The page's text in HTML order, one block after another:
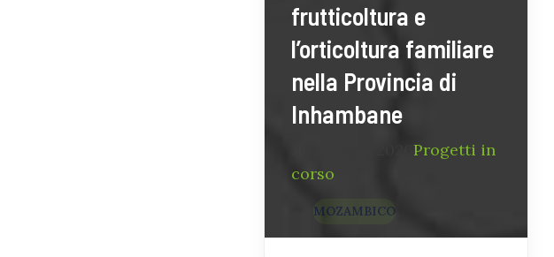
frutticoltura e
l’orticoltura familiare
nella Provincia di
Inhambane
Progetti in
corso
MOZAMBICO